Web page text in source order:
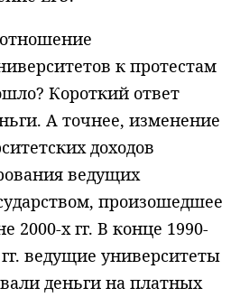
к протестам
Короткий ответ
А точнее, изменение
доходов
ведущих
произошедшее
2000-х гг. В конце 1990-
ведущие университеты
деньги на платных